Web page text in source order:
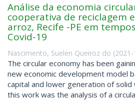
Análise da economia
cooperativa de reciclagem
arroz, Recife -PE em
Covid-19
Nascimento, Suelen Queiroz do (
The circular economy has been
new economic development model
capital and lower generation of
this work was the analysis of a